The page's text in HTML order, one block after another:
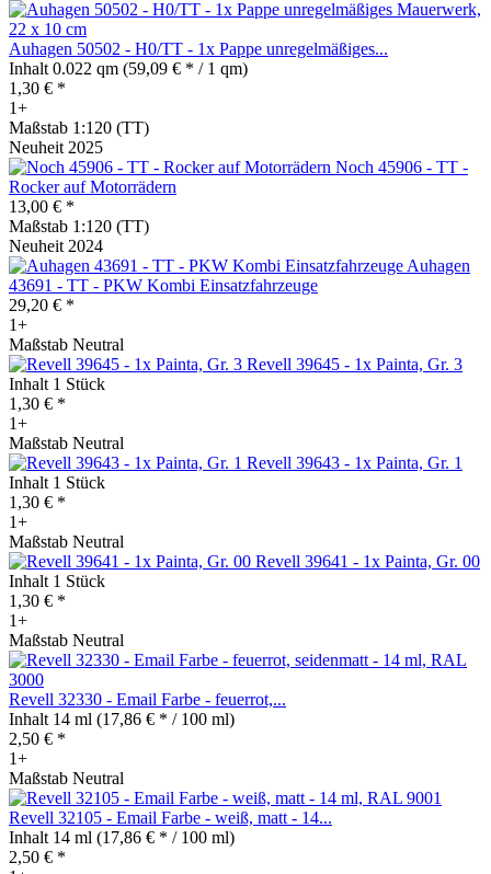
Auhagen 50502 - H0/TT - 1x Pappe unregelmäßiges...
Inhalt 0.022 qm (59,09 € * / 1 qm)
1,30 € *
1+
Maßstab 1:120 (TT)
Neuheit 2025
Noch 45906 - TT -
Rocker auf Motorrädern
13,00 € *
Maßstab 1:120 (TT)
Neuheit 2024
Auhagen
43691 - TT - PKW Kombi Einsatzfahrzeuge
29,20 € *
1+
Maßstab Neutral
Revell 39645 - 1x Painta, Gr. 3
Inhalt 1 Stück
1,30 € *
1+
Maßstab Neutral
Revell 39643 - 1x Painta, Gr. 1
Inhalt 1 Stück
1,30 € *
1+
Maßstab Neutral
Revell 39641 - 1x Painta, Gr. 00
Inhalt 1 Stück
1,30 € *
1+
Maßstab Neutral
Revell 32330 - Email Farbe - feuerrot,...
Inhalt 14 ml (17,86 € * / 100 ml)
2,50 € *
1+
Maßstab Neutral
Revell 32105 - Email Farbe - weiß, matt - 14...
Inhalt 14 ml (17,86 € * / 100 ml)
2,50 € *